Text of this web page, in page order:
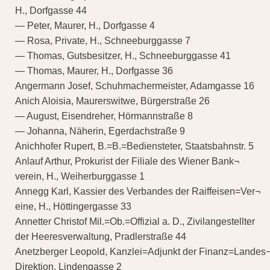
H., Dorfgasse 44
— Peter, Maurer, H., Dorfgasse 4
— Rosa, Private, H., Schneeburggasse 7
— Thomas, Gutsbesitzer, H., Schneeburggasse 41
— Thomas, Maurer, H., Dorfgasse 36
Angermann Josef, Schuhmachermeister, Adamgasse 16
Anich Aloisia, Maurerswitwe, Bürgerstraße 26
— August, Eisendreher, Hörmannstraße 8
— Johanna, Näherin, Egerdachstraße 9
Anichhofer Rupert, B.=B.=Bediensteter, Staatsbahnstr. 5
Anlauf Arthur, Prokurist der Filiale des Wiener Bank¬
verein, H., Weiherburggasse 1
Annegg Karl, Kassier des Verbandes der Raiffeisen=Ver¬
eine, H., Höttingergasse 33
Annetter Christof Mil.=Ob.=Offizial a. D., Zivilangestellter
der Heeresverwaltung, Pradlerstraße 44
Anetzberger Leopold, Kanzlei=Adjunkt der
Direktion, Lindengasse 2